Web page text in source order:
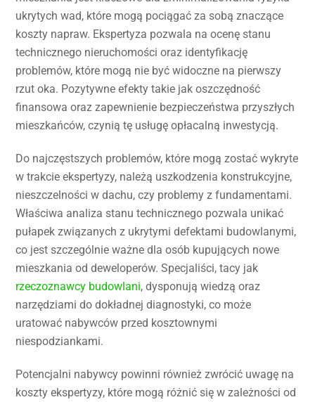
ukrytych wad, które mogą pociągać za sobą znaczące
koszty napraw. Ekspertyza pozwala na ocenę stanu
technicznego nieruchomości oraz identyfikację
problemów, które mogą nie być widoczne na pierwszy
rzut oka. Pozytywne efekty takie jak oszczędność
finansowa oraz zapewnienie bezpieczeństwa przyszłych
mieszkańców, czynią tę usługę opłacalną inwestycją.
Do najczęstszych problemów, które mogą zostać wykryte
w trakcie ekspertyzy, należą uszkodzenia konstrukcyjne,
nieszczelności w dachu, czy problemy z fundamentami.
Właściwa analiza stanu technicznego pozwala unikać
pułapek związanych z ukrytymi defektami budowlanymi,
co jest szczególnie ważne dla osób kupujących nowe
mieszkania od deweloperów. Specjaliści, tacy jak
rzeczoznawcy budowlani, dysponują wiedzą oraz
narzędziami do dokładnej diagnostyki, co może
uratować nabywców przed kosztownymi
niespodziankami.
Potencjalni nabywcy powinni również zwrócić uwagę na
koszty ekspertyzy, które mogą różnić się w zależności od